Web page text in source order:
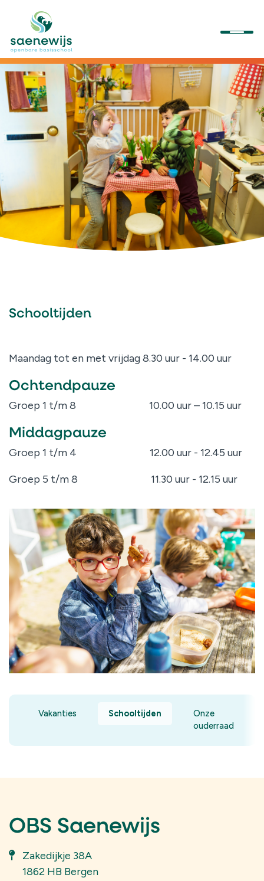
Onze school
Ons onderwijs
Onze activiteiten
Praktische informatie
Kennismaken/aanmelden
Schooltijden
Maandag tot en met vrijdag 8.30 uur - 14.00 uur
Ochtendpauze
Groep 1 t/m 8 10.00 uur – 10.15 uur
Middagpauze
Groep 1 t/m 4 12.00 uur - 12.45 uur
Groep 5 t/m 8 11.30 uur - 12.15 uur
Vakanties Schooltijden
Onze
ouderraad
OBS Saenewijs
Zakedijkje 38A
1862 HB Bergen